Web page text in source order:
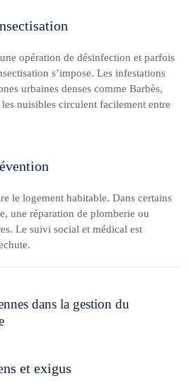
opération de désinfection et parfois
s’impose. Les infestations
urbaines denses comme Barbès,
nuisibles circulent facilement entre
le logement habitable. Dans certains
une réparation de plomberie ou
Le suivi social et médical est
dans la gestion du
et exigus